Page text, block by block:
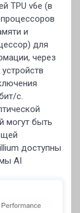
TPU v6e (в
и
для
через
с.
могут быть
доступны
AI